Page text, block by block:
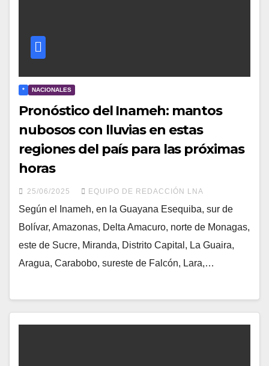
* NACIONALES
Pronóstico del Inameh: mantos
nubosos con lluvias en estas
regiones del país para las próximas
horas
25/06/2025 EQUIPO DE REDACCIÓN LNA
Según el Inameh, en la Guayana Esequiba, sur de
Bolívar, Amazonas, Delta Amacuro, norte de Monagas,
este de Sucre, Miranda, Distrito Capital, La Guaira,
Aragua, Carabobo, sureste de Falcón, Lara,…